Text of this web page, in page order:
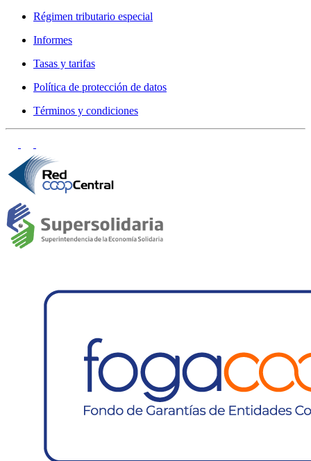
Régimen tributario especial
Informes
Tasas y tarifas
Política de protección de datos
Términos y condiciones